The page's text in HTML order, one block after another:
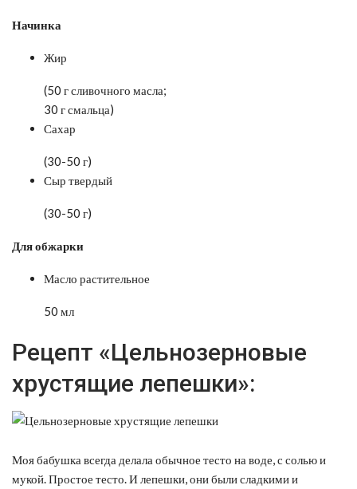
Начинка
Жир
(50 г сливочного масла;
30 г смальца)
Сахар
(30-50 г)
Сыр твердый
(30-50 г)
Для обжарки
Масло растительное
50 мл
Рецепт «Цельнозерновые
хрустящие лепешки»:
Моя бабушка всегда делала обычное тесто на воде, с солью и
мукой. Простое тесто. И лепешки, они были сладкими и